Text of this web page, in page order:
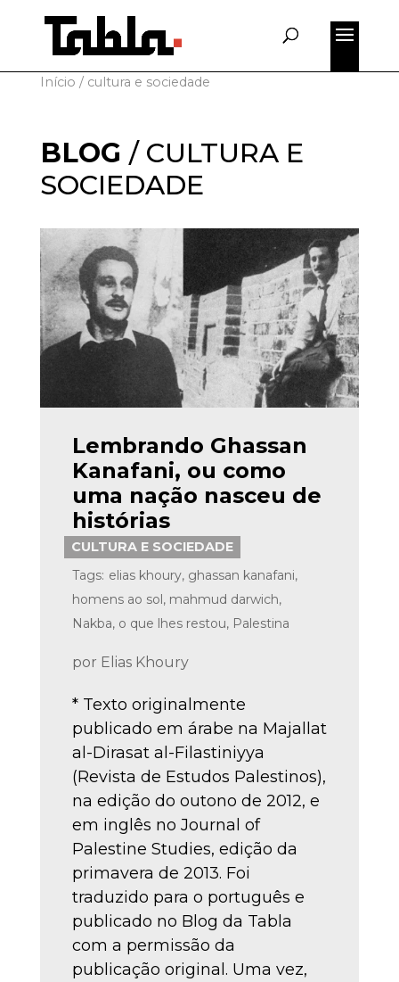
Início / cultura e sociedade
BLOG / CULTURA E
SOCIEDADE
Lembrando Ghassan
Kanafani, ou como
uma nação nasceu de
histórias
CULTURA E SOCIEDADE
Tags: elias khoury, ghassan kanafani,
homens ao sol, mahmud darwich,
Nakba, o que lhes restou, Palestina
por Elias Khoury
* Texto originalmente
publicado em árabe na Majallat
al-Dirasat al-Filastiniyya
(Revista de Estudos Palestinos),
na edição do outono de 2012, e
em inglês no Journal of
Palestine Studies, edição da
primavera de 2013. Foi
traduzido para o português e
publicado no Blog da Tabla
com a permissão da
publicação original. Uma vez,